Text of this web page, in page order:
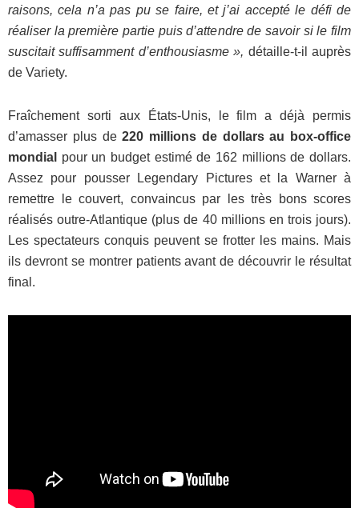
raisons, cela n’a pas pu se faire, et j’ai accepté le défi de
réaliser la première partie puis d’attendre de savoir si le film
suscitait suffisamment d’enthousiasme », détaille-t-il auprès
de Variety.
Fraîchement sorti aux États-Unis, le film a déjà permis
d’amasser plus de220 millions de dollars au box-office
mondial
pour un budget estimé de 162 millions de dollars.
Assez pour pousser Legendary Pictures et la Warner à
remettre le couvert, convaincus par les très bons scores
réalisés outre-Atlantique (plus de 40 millions en trois jours).
Les spectateurs conquis peuvent se frotter les mains. Mais
ils devront se montrer patients avant de découvrir le résultat
final.